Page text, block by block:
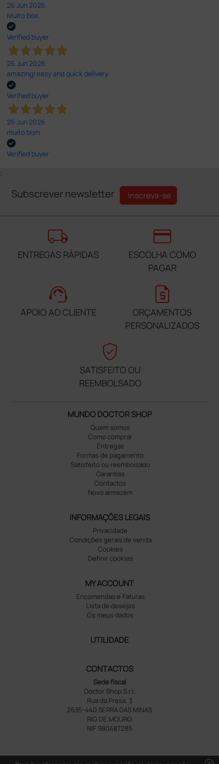
26 Jun 2026
Muito boa.
Verified buyer
26 Jun 2026
amazing! easy and quick delivery
Verified buyer
26 Jun 2026
muito bom
Verified buyer
;
Subscrever newsletter Inscreva-se
local_shipping
ENTREGAS RÁPIDAS
credit_card
ESCOLHA COMO
PAGAR
support_agent
APOIO AO CLIENTE
request_quote
ORÇAMENTOS
PERSONALIZADOS
verified_user
SATISFEITO OU
REEMBOLSADO
MUNDO DOCTOR SHOP
Quem somos
Como comprar
Entregas
Formas de pagamento
Satisfeito ou reembolsado
Garantias
Contactos
Novo armazém
INFORMAÇÕES LEGAIS
Privacidade
Condições gerais de venda
Cookies
Definir cookies
MY ACCOUNT
Encomendas e Faturas
Lista de desejos
Os meus dados
UTILIDADE
CONTACTOS
Sede fiscal
Doctor Shop S.r.l.
Rua da Presa, 3
2635-440 SERRA DAS MINAS
RIO DE MOURO
NIF 980487285